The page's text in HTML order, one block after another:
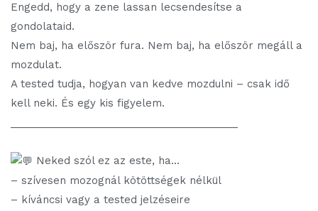
Engedd, hogy a zene lassan lecsendesítse a
gondolataid.
Nem baj, ha először fura. Nem baj, ha először megáll a
mozdulat.
A tested tudja, hogyan van kedve mozdulni – csak idő
kell neki. És egy kis figyelem.
Neked szól ez az este, ha...
– szívesen mozognál kötöttségek nélkül
– kíváncsi vagy a tested jelzéseire